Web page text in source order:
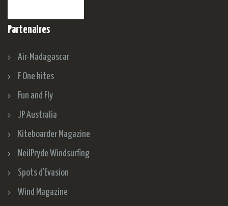
Partenaires
Air-Madagascar
F One kites
Fun and Fly
JP Australia
Kiteboarder Magazine
NeilPryde Windsurfing
Spots d'Evasion
Wind Magazine